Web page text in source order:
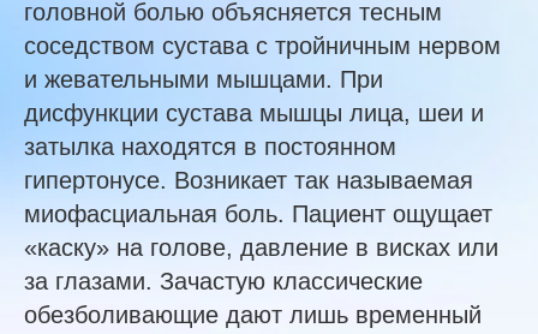
головной болью объясняется тесным
соседством сустава с тройничным нервом
и жевательными мышцами. При
дисфункции сустава мышцы лица, шеи и
затылка находятся в постоянном
гипертонусе. Возникает так называемая
миофасциальная боль. Пациент ощущает
«каску» на голове, давление в висках или
за глазами. Зачастую классические
обезболивающие дают лишь временный